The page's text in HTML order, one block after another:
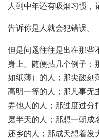
人到中年还有吸烟习惯，
告诉你是人就会犯错误。
但是问题往往是出在那些
身上。随便拈几个例子：
如纸薄）的人；那尖酸刻
高明一等的人；那凡事无
弄他人的人；那过度过分
磨半天的人；那想一朝成
还乡的人；那成天想着发